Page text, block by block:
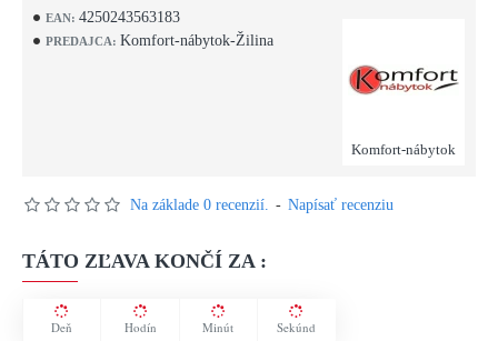
EAN: 4250243563183
PREDAJCA: Komfort-nábytok-Žilina
Komfort-nábytok
Na základe 0 recenzií. - Napísať recenziu
TÁTO ZĽAVA KONČÍ ZA :
Deň Hodín Minút Sekúnd